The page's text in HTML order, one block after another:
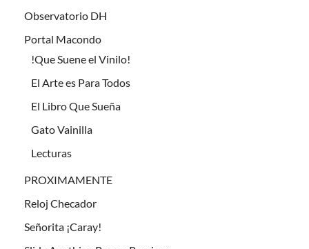
Observatorio DH
Portal Macondo
!Que Suene el Vinilo!
El Arte es Para Todos
El Libro Que Sueña
Gato Vainilla
Lecturas
PROXIMAMENTE
Reloj Checador
Señorita ¡Caray!